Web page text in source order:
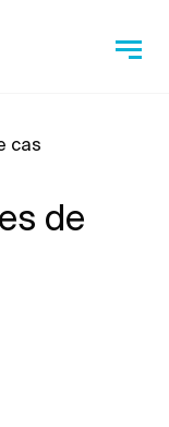
cas
de